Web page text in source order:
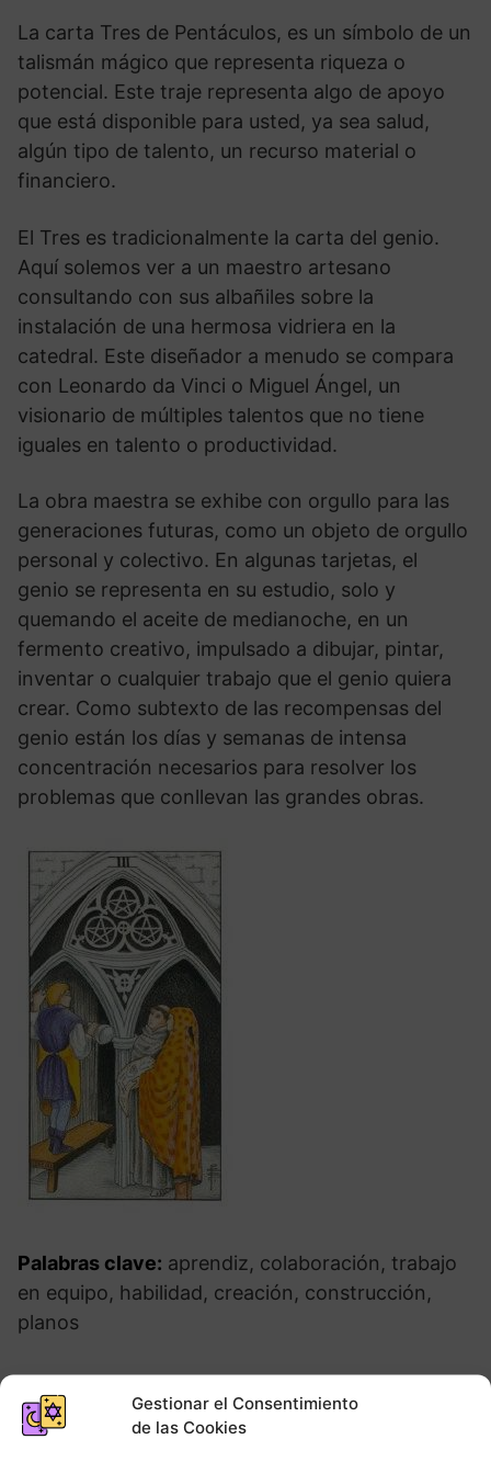
Gestionar el Consentimiento
de las Cookies
La carta Tres de Pentáculos, es un símbolo de un
talismán mágico que representa riqueza o
potencial. Este traje representa algo de apoyo
que está disponible para usted, ya sea salud,
algún tipo de talento, un recurso material o
financiero.
El Tres es tradicionalmente la carta del genio.
Aquí solemos ver a un maestro artesano
consultando con sus albañiles sobre la
instalación de una hermosa vidriera en la
catedral. Este diseñador a menudo se compara
con Leonardo da Vinci o Miguel Ángel, un
visionario de múltiples talentos que no tiene
iguales en talento o productividad.
La obra maestra se exhibe con orgullo para las
generaciones futuras, como un objeto de orgullo
personal y colectivo. En algunas tarjetas, el
genio se representa en su estudio, solo y
quemando el aceite de medianoche, en un
fermento creativo, impulsado a dibujar, pintar,
inventar o cualquier trabajo que el genio quiera
crear. Como subtexto de las recompensas del
genio están los días y semanas de intensa
concentración necesarios para resolver los
problemas que conllevan las grandes obras.
Palabras clave: aprendiz, colaboración, trabajo
en equipo, habilidad, creación, construcción,
planos